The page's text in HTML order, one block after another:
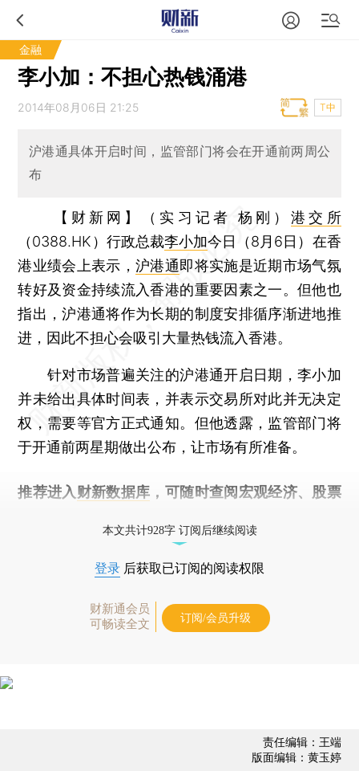
金融
李小加：不担心热钱涌港
2014年08月06日 21:25 T中
沪港通具体开启时间，监管部门将会在开通前两周公
布
【财新网】（实习记者 杨刚）港交所
（0388.HK）行政总裁李小加今日（8月6日）在香
港业绩会上表示，沪港通即将实施是近期市场气氛
转好及资金持续流入香港的重要因素之一。但他也
指出，沪港通将作为长期的制度安排循序渐进地推
进，因此不担心会吸引大量热钱流入香港。
针对市场普遍关注的沪港通开启日期，李小加
并未给出具体时间表，并表示交易所对此并无决定
权，需要等官方正式通知。但他透露，监管部门将
于开通前两星期做出公布，让市场有所准备。
推荐进入 财新数据库 ，可随时查阅宏观经济、股票
本文共计928字 订阅后继续阅读
登录 后获取已订阅的阅读权限
财新通会员
可畅读全文
订阅/会员升级
责任编辑：王端
版面编辑：黄玉婷